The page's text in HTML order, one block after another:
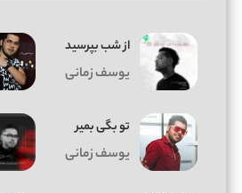
از شب بپرسید
یوسف زمانی
تو بگی بمیر
یوسف زمانی